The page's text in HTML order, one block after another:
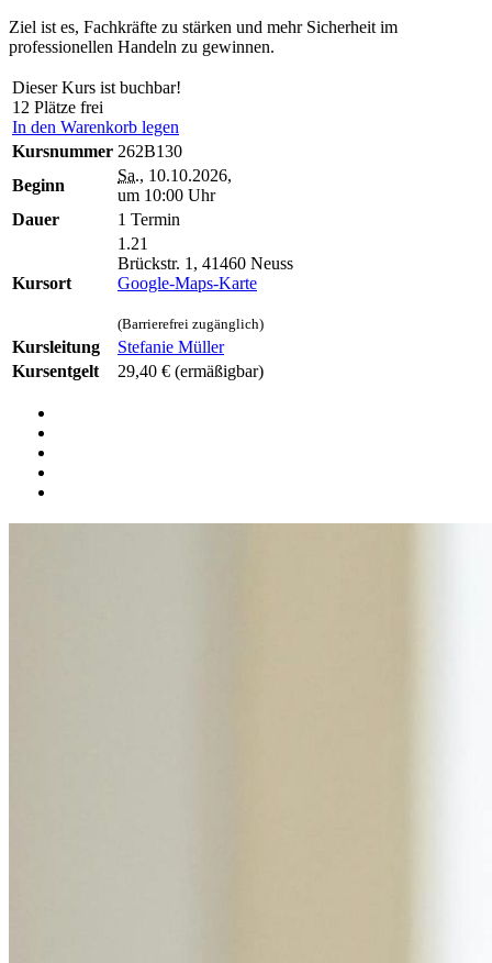
Ziel ist es, Fachkräfte zu stärken und mehr Sicherheit im
professionellen Handeln zu gewinnen.
Dieser Kurs ist buchbar!
12 Plätze frei
In den Warenkorb legen
Kursnummer 262B130
Beginn
Sa., 10.10.2026,
um 10:00 Uhr
Dauer
1 Termin
Kursort
1.21
Brückstr. 1, 41460 Neuss
Google-Maps-Karte
(Barrierefrei zugänglich)
Kursleitung
Stefanie Müller
Kursentgelt
29,40 € (ermäßigbar)